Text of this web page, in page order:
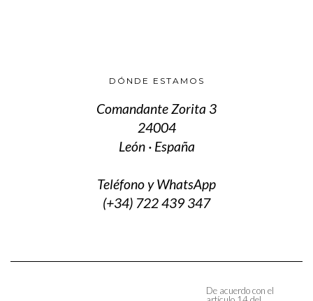
DÓNDE ESTAMOS
Comandante Zorita 3
24004
León · España
Teléfono y WhatsApp
(+34) 722 439 347
De acuerdo con el